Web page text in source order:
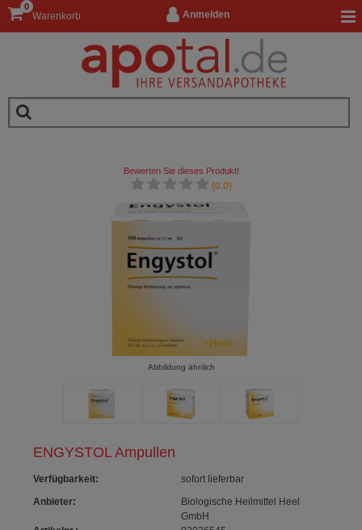
Anmelden
Warenkorb
0
ENGYSTOL Ampullen
Verfügbarkeit:
sofort lieferbar
Anbieter:
Biologische Heilmittel Heel
GmbH
Bewerten Sie dieses Produkt!
(0.0)
Abbildung ähnlich